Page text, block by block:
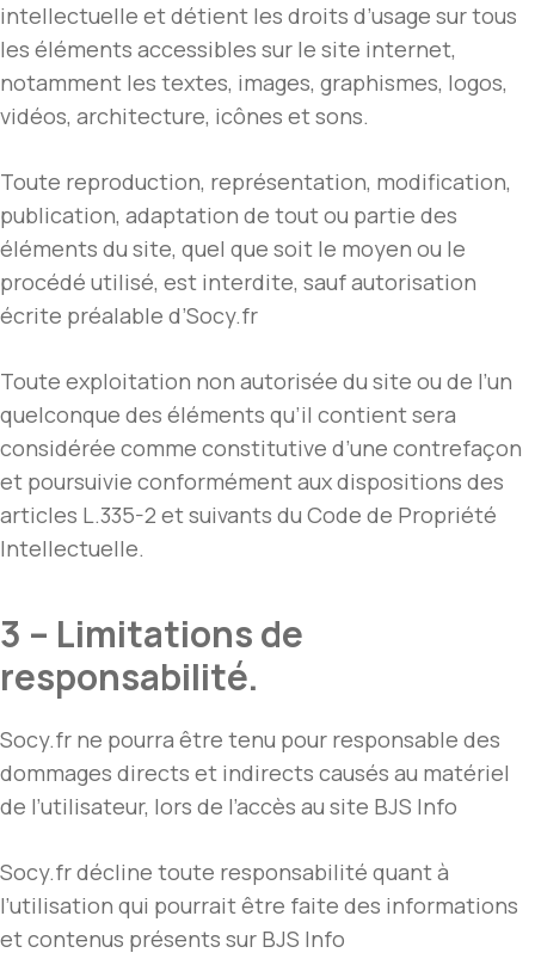
intellectuelle et détient les droits d’usage sur tous
les éléments accessibles sur le site internet,
notamment les textes, images, graphismes, logos,
vidéos, architecture, icônes et sons.
Toute reproduction, représentation, modification,
publication, adaptation de tout ou partie des
éléments du site, quel que soit le moyen ou le
procédé utilisé, est interdite, sauf autorisation
écrite préalable d’Socy.fr
Toute exploitation non autorisée du site ou de l’un
quelconque des éléments qu’il contient sera
considérée comme constitutive d’une contrefaçon
et poursuivie conformément aux dispositions des
articles L.335-2 et suivants du Code de Propriété
Intellectuelle.
3 – Limitations de
responsabilité.
Socy.fr ne pourra être tenu pour responsable des
dommages directs et indirects causés au matériel
de l’utilisateur, lors de l’accès au site BJS Info
Socy.fr décline toute responsabilité quant à
l’utilisation qui pourrait être faite des informations
et contenus présents sur BJS Info